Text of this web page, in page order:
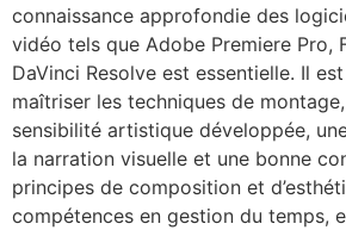
connaissance approfondie des
vidéo tels que Adobe Premiere Pro,
DaVinci Resolve est essentielle. Il
maîtriser les techniques de montage,
sensibilité artistique développée,
la narration visuelle et une bonne
principes de composition et
compétences en gestion du temps,